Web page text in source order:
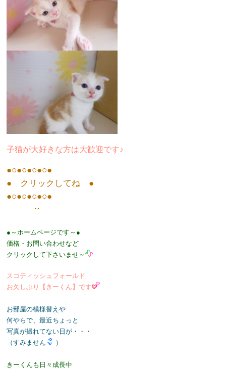
子猫が大好きな方は大歓迎です♪
●○●○●○●○●
● クリックしてね ●
●○●○●○●○●
●～ホームページです～●
価格・お問い合わせなど
クリックして下さいませ～
スコティッシュフォールド
お久しぶり【きーくん】です
お部屋の模様替えや
何やらで、最近ちょっと
写真が撮れてない日が・・・
（すみません
）
きーくんも日々成長中